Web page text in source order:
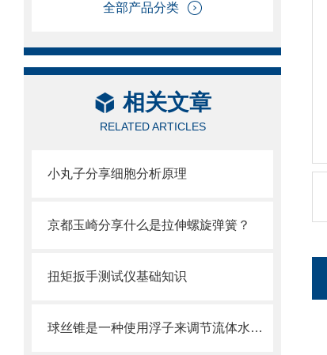
全部产品分类
相关文章
RELATED ARTICLES
小丸子分享细胞分析原理
京都玉崎分享什么是拉伸螺旋弹簧？
扭矩扳手测试仪基础知识
球丝锥是一种使用浮子来调节流体水位的装置